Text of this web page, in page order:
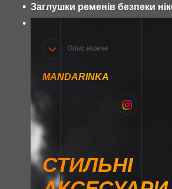
Заглушки ременів безпеки
Опис нижче
MANDARINKA
СТИЛЬНІ